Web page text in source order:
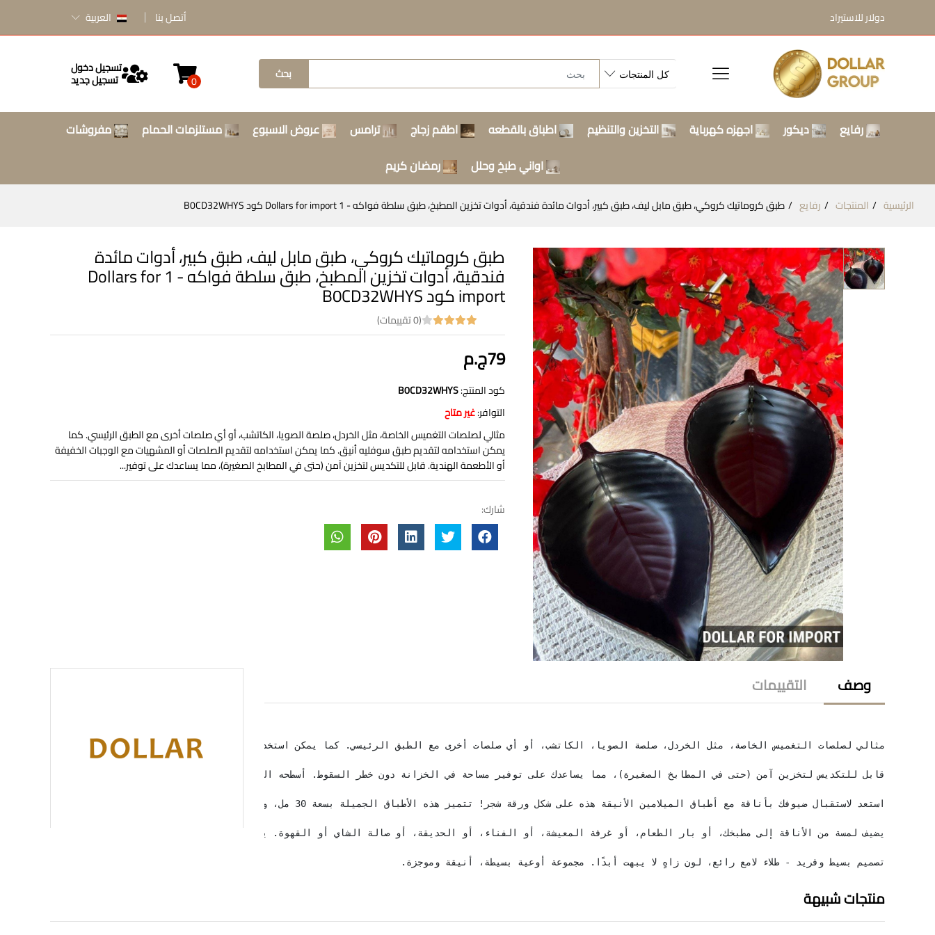
دولار للاستيراد أتصل بنا العربية
بحث 0
تسجيل دخول
تسجيل جديد
رفايع ديكور اجهزه كهرباية التخزين والتنظيم اطباق بالقطعه اطقم زجاج ترامس عروض الاسبوع مستلزمات الحمام
مفروشات
اواني طبخ وحلل
رمضان كريم
الرئيسية المنتجات رفايع طبق كروماتيك كروكي، طبق مابل ليف، طبق كبير، أدوات مائدة فندقية، أدوات تخزين المطبخ، طبق سلطة فواكه - 1 Dollars for import كود ‎B0CD32WHYS
طبق كروماتيك كروكي، طبق مابل ليف، طبق كبير، أدوات مائدة
فندقية، أدوات تخزين المطبخ، طبق سلطة فواكه - 1 Dollars for
import كود ‎B0CD32WHYS
(0 تقييمات)
79ج.م
كود المنتج:‎B0CD32WHYS
التوافر:غير متاح
مثالي لصلصات التغميس الخاصة، مثل الخردل، صلصة الصويا، الكاتشب، أو أي صلصات أخرى مع الطبق الرئيسي. كما
يمكن استخدامه لتقديم طبق سوفليه أنيق. كما يمكن استخدامه لتقديم الصلصات أو المشهيات مع الوجبات الخفيفة
أو الأطعمة الهندية. قابل للتكديس لتخزين آمن (حتى في المطابخ الصغيرة)، مما يساعدك على توفير...
شارك:
وصف التقييمات
تصميم بسيط وفريد ​​- طلاء لامع رائع، لون زاهٍ لا يبهت أبدًا. مجموعة أوعية بسيطة، أنيقة وموجزة.
منتجات شبيهة